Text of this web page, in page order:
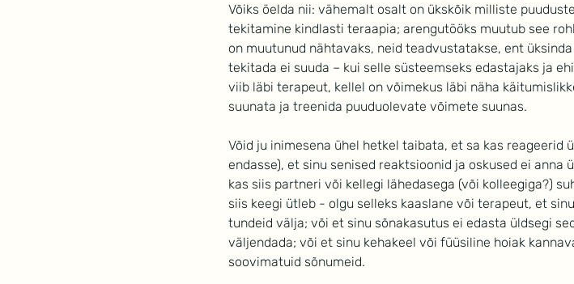
Võiks öelda nii: vähemalt osalt on ükskõik milliste
tekitamine kindlasti teraapia; arengutööks muutub see
on muutunud nähtavaks, neid teadvustatakse, ent
tekitada ei suuda – kui selle süsteemseks edastajaks ja
viib läbi terapeut, kellel on võimekus läbi näha
suunata ja treenida puuduolevate võimete suunas.
Võid ju inimesena ühel hetkel taibata, et sa kas reageerid
endasse), et sinu senised reaktsioonid ja oskused ei
kas siis partneri või kellegi lähedasega (või kolleegiga?)
siis keegi ütleb - olgu selleks kaaslane või terapeut, et
tundeid välja; või et sinu sõnakasutus ei edasta üldsegi
väljendada; või et sinu kehakeel või füüsiline hoiak
soovimatuid sõnumeid.